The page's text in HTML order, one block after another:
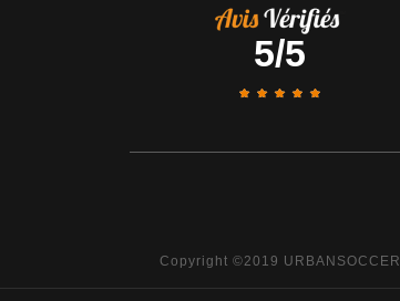
5/5
Copyright ©2019 URBANSOCCER